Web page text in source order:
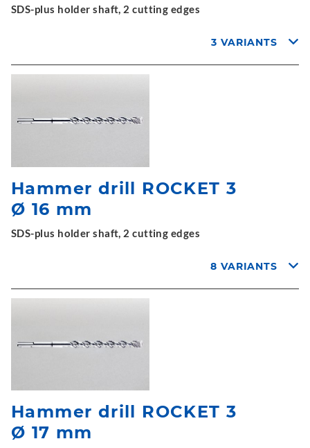
SDS-plus holder shaft, 2 cutting edges
3 VARIANTS
Hammer drill ROCKET 3
Ø 16 mm
SDS-plus holder shaft, 2 cutting edges
8 VARIANTS
Hammer drill ROCKET 3
Ø 17 mm